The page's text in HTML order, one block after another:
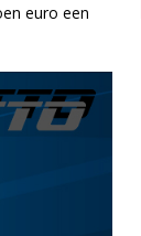
euro een